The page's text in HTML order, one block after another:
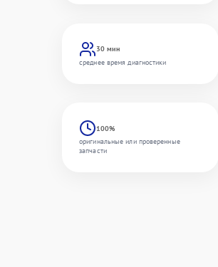
30 мин
среднее время диагностики
100%
оригинальные или проверенные
запчасти